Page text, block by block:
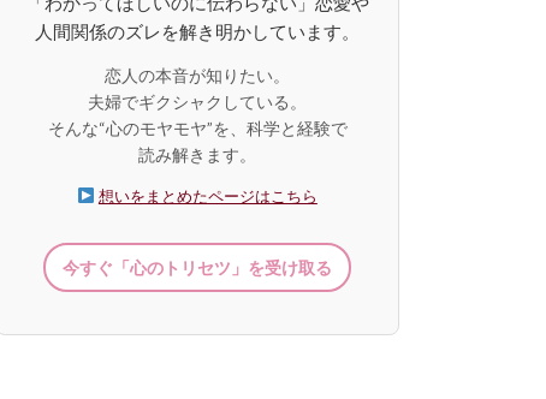
人間関係のズレを解き明かしています。
恋人の本音が知りたい。
夫婦でギクシャクしている。
そんな“心のモヤモヤ”を、科学と経験で
読み解きます。
想いをまとめたページはこちら
今すぐ「心のトリセツ」を受け取る